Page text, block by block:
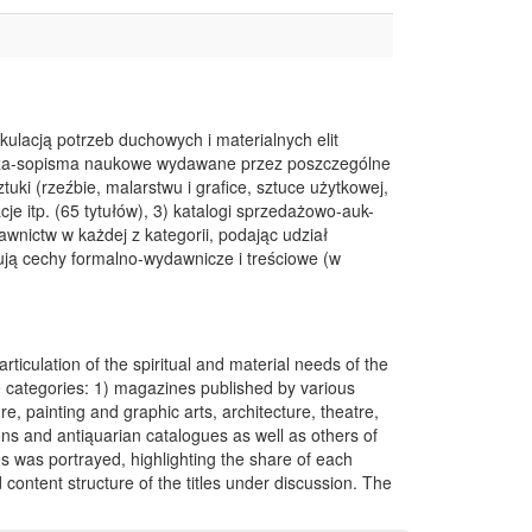
potrzeb duchowych i materialnych elit
sopisma naukowe wydawane przez poszczególne
(rzeźbie, malarstwu i grafice, sztuce użytkowej,
itp. (65 tytułów), 3) katalogi sprzedażowo-auk-
w każdej z kategorii, podając udział
cechy formalno-wydawnicze i treściowe (w
of the spiritual and material needs of the
1) magazines published by various
painting and graphic arts, architecture, theatre,
and antiąuarian catalogues as well as others of
was portrayed, highlighting the share of each
structure of the titles under discussion. The